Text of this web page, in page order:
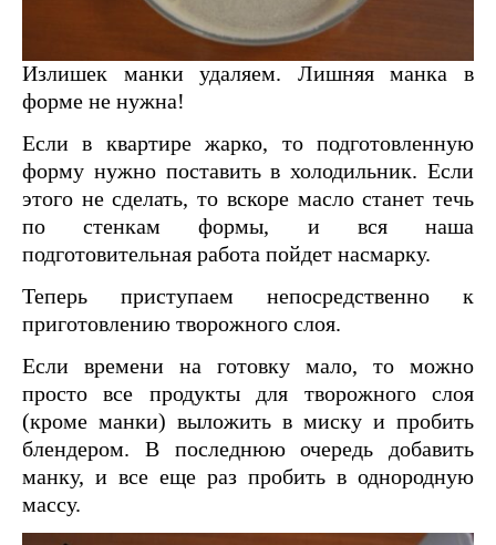
Излишек манки удаляем. Лишняя манка в
форме не нужна!
Если в квартире жарко, то подготовленную
форму нужно поставить в холодильник. Если
этого не сделать, то вскоре масло станет течь
по стенкам формы, и вся наша
подготовительная работа пойдет насмарку.
Теперь приступаем непосредственно к
приготовлению творожного слоя.
Если времени на готовку мало, то можно
просто все продукты для творожного слоя
(кроме манки) выложить в миску и пробить
блендером. В последнюю очередь добавить
манку, и все еще раз пробить в однородную
массу.